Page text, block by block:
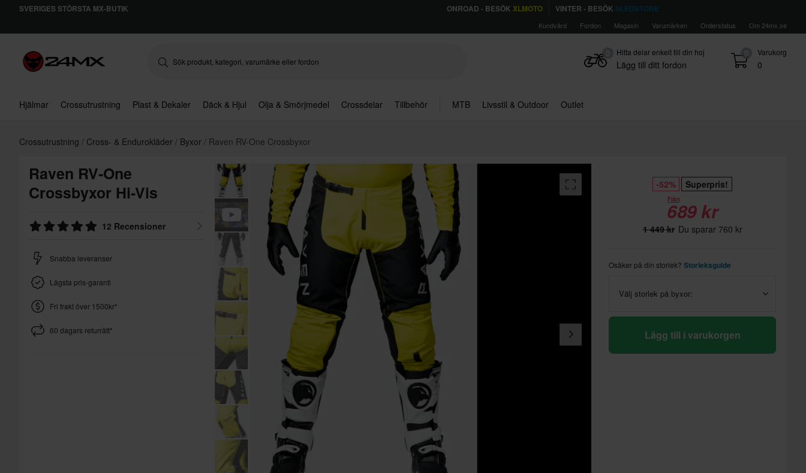
SVERIGES STÖRSTA MX-BUTIK ONROAD - BESÖK XLMOTO VINTER - BESÖK SLEDSTORE
Kundvård Fordon Magasin Varumärken Orderstatus Om 24mx.se
0 Varukorg
0
Hitta delar enkelt till din hoj
Lägg till ditt fordon
Hjälmar Crossutrustning Plast & Dekaler Däck & Hjul Olja & Smörjmedel Crossdelar Tillbehör MTB Livsstil & Outdoor Outlet
Crossutrustning Cross- & Endurokläder Byxor Raven RV-One Crossbyxor
Raven RV-One
Crossbyxor Hi-Vis
12 Recensioner
Snabba leveranser
Lägsta pris-garanti
Fri frakt över 1500kr*
60 dagars returrätt*
-52% Superpris!
Från
689 kr
1 449 kr Du sparar 760 kr
Osäker på din storlek? Storleksguide
Välj storlek på byxor:
Lägg till i varukorgen